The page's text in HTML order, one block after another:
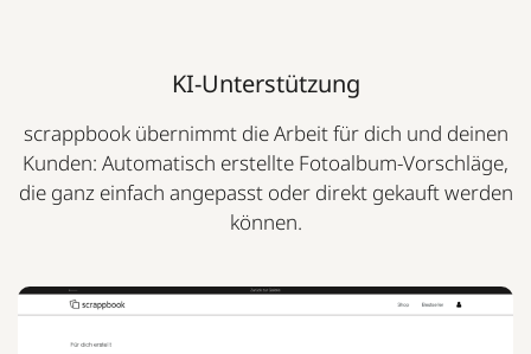
KI-Unterstützung
scrappbook übernimmt die Arbeit für dich und deinen
Kunden: Automatisch erstellte Fotoalbum-Vorschläge,
die ganz einfach angepasst oder direkt gekauft werden
können.